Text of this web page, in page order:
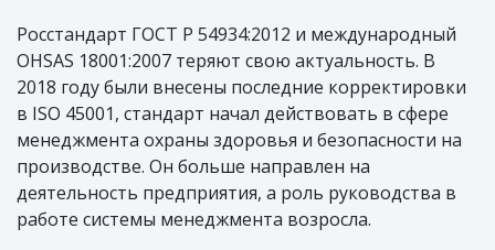
Росстандарт ГОСТ Р 54934:2012 и международный
OHSAS 18001:2007 теряют свою актуальность. В
2018 году были внесены последние корректировки
в ISO 45001, стандарт начал действовать в сфере
менеджмента охраны здоровья и безопасности на
производстве. Он больше направлен на
деятельность предприятия, а роль руководства в
работе системы менеджмента возросла.